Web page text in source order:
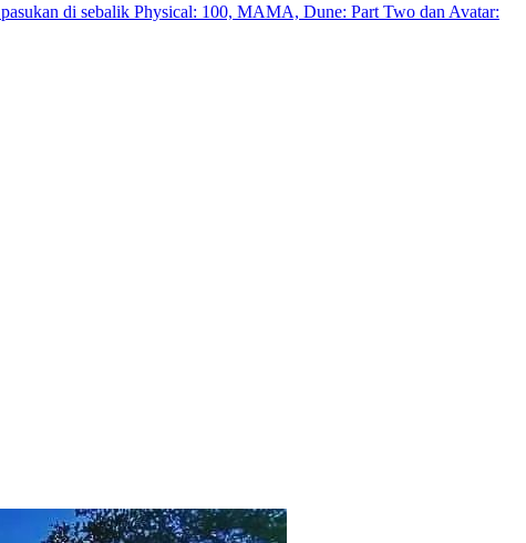
di sebalik Physical: 100, MAMA, Dune: Part Two dan Avatar: